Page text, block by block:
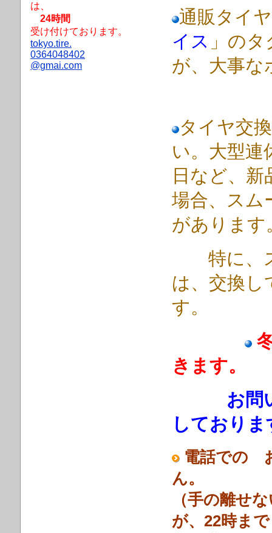
通販タイ
イス 」の
が、大事な
タイヤ交
い。大型連
日など、
場合、ス
があります
特に、ス
は、交換し
す。
きます。
お問
しておりま
電話での
ん。
（手の離せ
が、22時ま
は、
24時間
受け付けております。
tokyo.tire.
0364048402
@gmai.com